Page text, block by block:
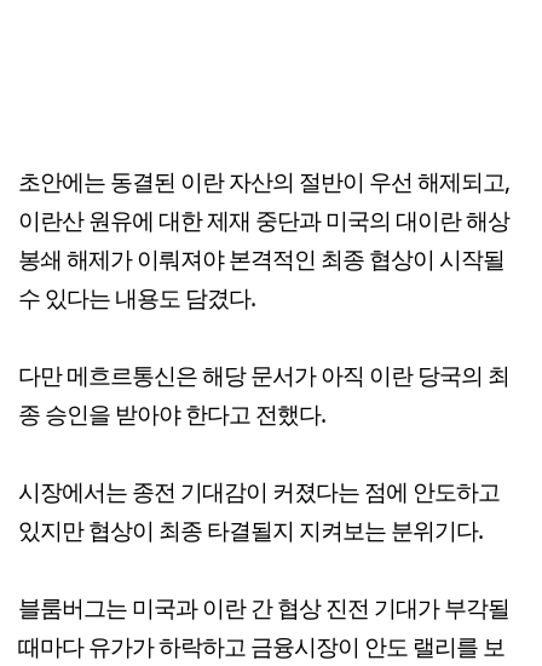
초안에는 동결된 이란 자산의 절반이 우선 해제되고,
이란산 원유에 대한 제재 중단과 미국의 대이란 해상
봉쇄 해제가 이뤄져야 본격적인 최종 협상이 시작될
수 있다는 내용도 담겼다.
다만 메흐르통신은 해당 문서가 아직 이란 당국의 최
종 승인을 받아야 한다고 전했다.
시장에서는 종전 기대감이 커졌다는 점에 안도하고
있지만 협상이 최종 타결될지 지켜보는 분위기다.
블룸버그는 미국과 이란 간 협상 진전 기대가 부각될
때마다 유가가 하락하고 금융시장이 안도 랠리를 보